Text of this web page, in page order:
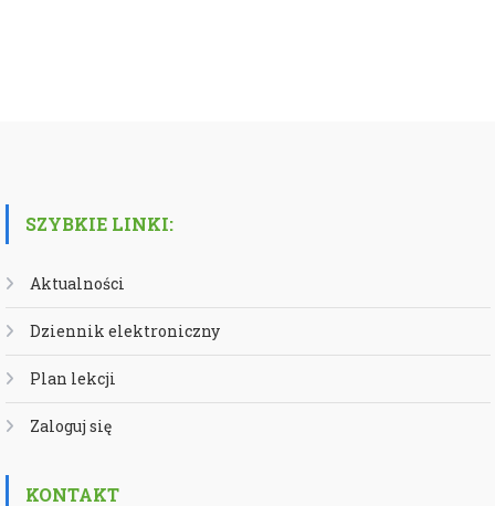
SZYBKIE LINKI:
Aktualności
Dziennik elektroniczny
Plan lekcji
Zaloguj się
KONTAKT